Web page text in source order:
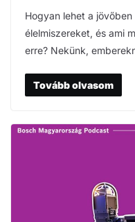
Hogyan lehet a
élelmiszereket, és ami
erre? Nekünk,
Tovább olvasom